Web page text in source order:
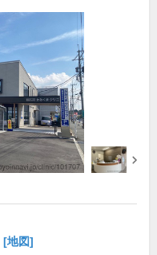
[地図]